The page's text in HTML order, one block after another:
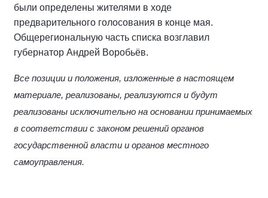
были определены жителями в ходе
предварительного голосования в конце мая.
Общерегиональную часть списка возглавил
губернатор Андрей Воробьёв.
Все позиции и положения, изложенные в настоящем
материале, реализованы, реализуются и будут
реализованы исключительно на основании принимаемых
в соответствии с законом решений органов
государственной власти и органов местного
самоуправления.